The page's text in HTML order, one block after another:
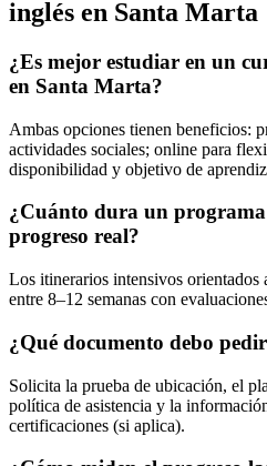
inglés en Santa Marta
¿Es mejor estudiar en un
en Santa Marta?
Ambas opciones tienen beneficios:
actividades sociales; online para
disponibilidad y objetivo de
¿Cuánto dura un
progreso real?
Los itinerarios intensivos orientados
entre 8–12 semanas con
¿Qué documento debo
Solicita la prueba de ubicación, el
política de asistencia y la
certificaciones (si aplica).